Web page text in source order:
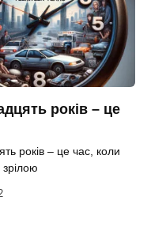
років – це
років – це час, коли